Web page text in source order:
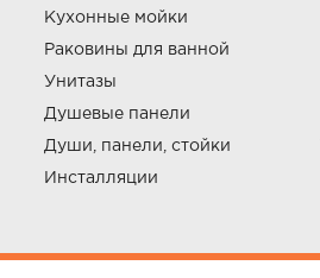
Кухонные мойки
Раковины для ванной
Унитазы
Душевые панели
Души, панели, стойки
Инсталляции